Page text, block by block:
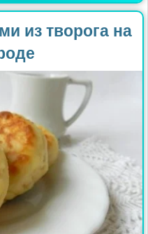
из творога на